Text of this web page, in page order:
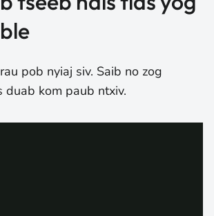
pob nyiaj siv. Saib no zog
duab kom paub ntxiv.